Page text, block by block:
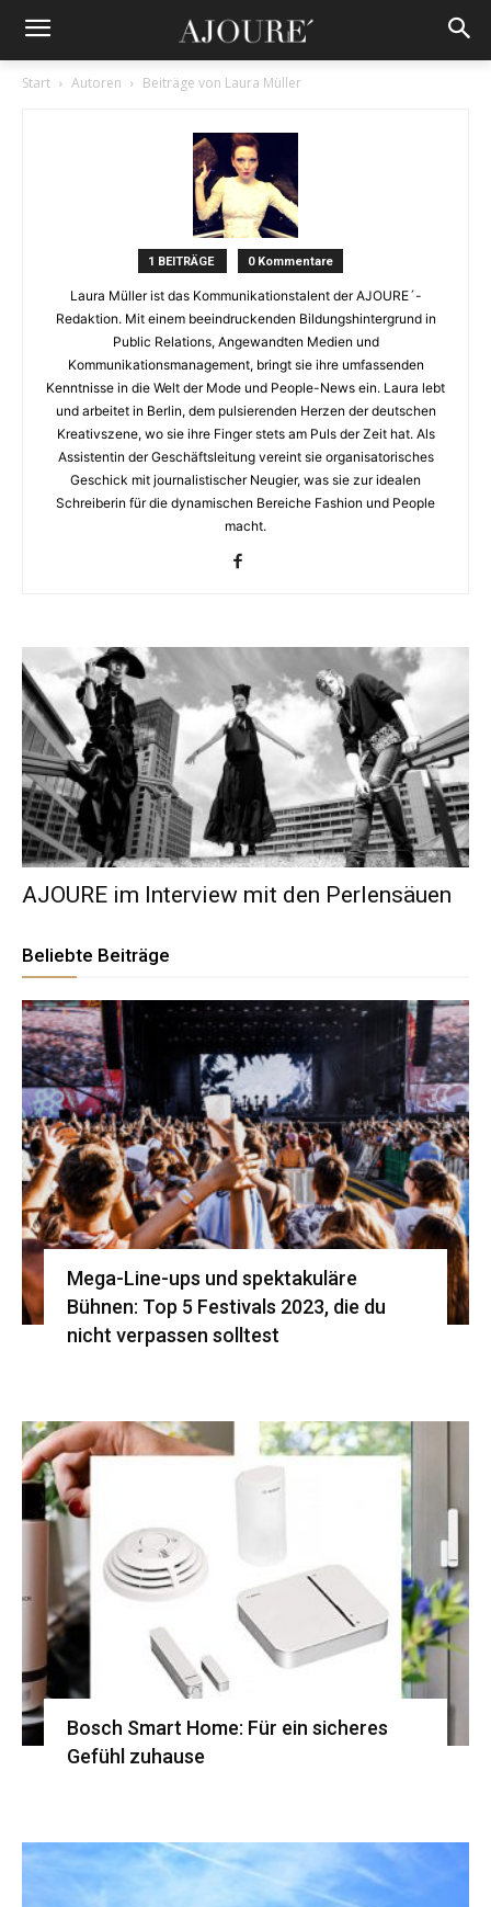
Start Autoren Beiträge von Laura Müller
1 BEITRÄGE 0 Kommentare
Laura Müller ist das Kommunikationstalent der AJOURE´-
Redaktion. Mit einem beeindruckenden Bildungshintergrund in
Public Relations, Angewandten Medien und
Kommunikationsmanagement, bringt sie ihre umfassenden
Kenntnisse in die Welt der Mode und People-News ein. Laura lebt
und arbeitet in Berlin, dem pulsierenden Herzen der deutschen
Kreativszene, wo sie ihre Finger stets am Puls der Zeit hat. Als
Assistentin der Geschäftsleitung vereint sie organisatorisches
Geschick mit journalistischer Neugier, was sie zur idealen
Schreiberin für die dynamischen Bereiche Fashion und People
macht.
AJOURE im Interview mit den Perlensäuen
Beliebte Beiträge
Mega-Line-ups und spektakuläre
Bühnen: Top 5 Festivals 2023, die du
nicht verpassen solltest
Bosch Smart Home: Für ein sicheres
Gefühl zuhause